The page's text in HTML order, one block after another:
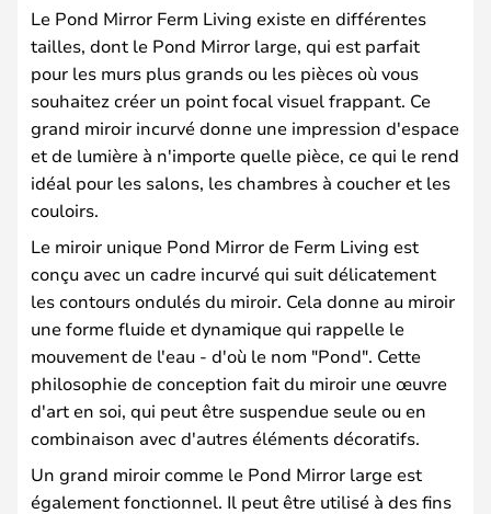
Le Pond Mirror Ferm Living existe en différentes
tailles, dont le Pond Mirror large, qui est parfait
pour les murs plus grands ou les pièces où vous
souhaitez créer un point focal visuel frappant. Ce
grand miroir incurvé donne une impression d'espace
et de lumière à n'importe quelle pièce, ce qui le rend
idéal pour les salons, les chambres à coucher et les
couloirs.
Le miroir unique Pond Mirror de Ferm Living est
conçu avec un cadre incurvé qui suit délicatement
les contours ondulés du miroir. Cela donne au miroir
une forme fluide et dynamique qui rappelle le
mouvement de l'eau - d'où le nom "Pond". Cette
philosophie de conception fait du miroir une œuvre
d'art en soi, qui peut être suspendue seule ou en
combinaison avec d'autres éléments décoratifs.
Un grand miroir comme le Pond Mirror large est
également fonctionnel. Il peut être utilisé à des fins